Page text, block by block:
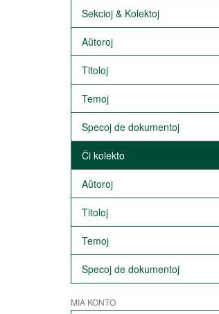
Sekcioj & Kolektoj
Aŭtoroj
Titoloj
Temoj
Specoj de dokumentoj
Ĉi kolekto
Aŭtoroj
Titoloj
Temoj
Specoj de dokumentoj
MIA KONTO